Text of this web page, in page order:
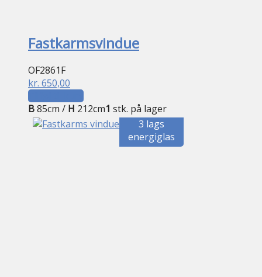
Fastkarmsvindue
OF2861F
kr. 650,00
Tilføj til kurv
B85cm / H 212cm1 stk. på lager
3 lags
energiglas